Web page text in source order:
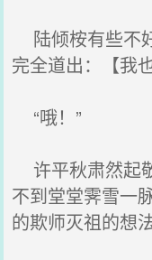
陆倾桉有些不
完全道出：【我
“哦！”
许平秋肃然起
不到堂堂霁雪一
的欺师灭祖的想法